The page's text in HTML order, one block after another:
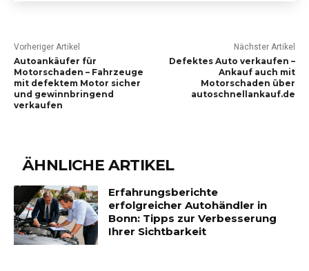
Vorheriger Artikel
Autoankäufer für
Motorschaden – Fahrzeuge
mit defektem Motor sicher
und gewinnbringend
verkaufen
Nächster Artikel
Defektes Auto verkaufen –
Ankauf auch mit
Motorschaden über
autoschnellankauf.de
ÄHNLICHE ARTIKEL
Erfahrungsberichte
erfolgreicher Autohändler in
Bonn: Tipps zur Verbesserung
Ihrer Sichtbarkeit